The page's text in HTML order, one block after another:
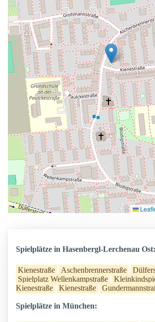
Spielplätze in Hasenbergl-Lerchenau Ost:
Kienestraße Aschenbrennerstraße
Spielplatz Wellenkampstraße
Kienestraße
Kienestraße
Spielplätze in München: